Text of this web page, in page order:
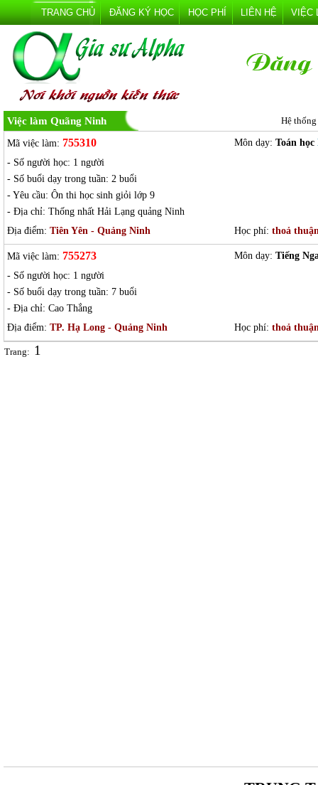
TRANG CHỦ ĐĂNG KÝ HỌC HỌC PHÍ LIÊN HỆ VIỆC
Việc làm Quãng Ninh Hệ
Mã việc làm: 755310 Môn dạy: Toán học
- Số người học: 1 người
- Số buổi dạy trong tuần: 2 buổi
- Yêu cầu: Ôn thi học sinh giỏi lớp 9
- Địa chỉ: Thống nhất Hải Lạng quảng Ninh
Địa điểm: Tiên Yên - Quảng Ninh Học phí: thoả
Mã việc làm: 755273 Môn dạy: Tiếng
- Số người học: 1 người
- Số buổi dạy trong tuần: 7 buổi
- Địa chỉ: Cao Thắng
Địa điểm: TP. Hạ Long - Quảng Ninh Học phí: thoả
Trang: 1